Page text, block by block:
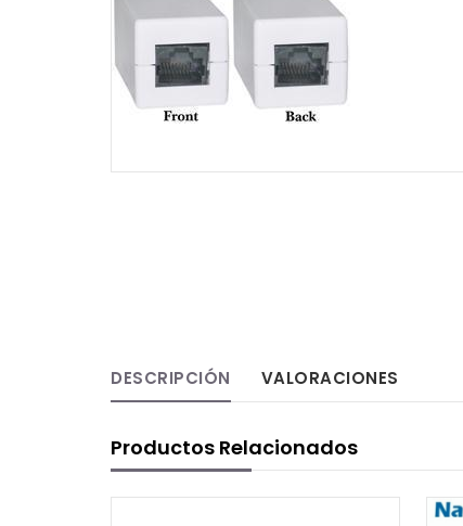
DESCRIPCIÓN VALORACIONES
Productos Relacionados